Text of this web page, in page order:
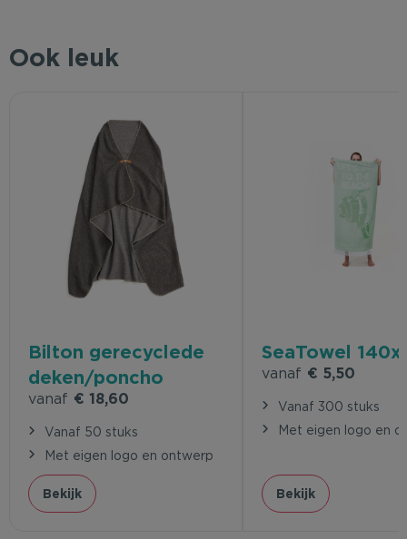
Ook leuk
Bilton gerecyclede
deken/poncho
vanaf € 18,60
Vanaf 50 stuks
Met eigen logo en ontwerp
Bekijk
SeaTowel
vanaf € 5,50
Vanaf 300 stuks
Met eigen logo en
Bekijk